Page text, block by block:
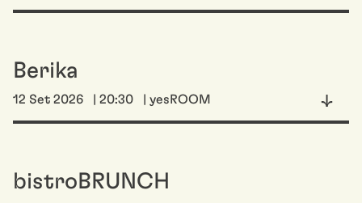
Berika
12 Set 2026 | 20:30 | yesROOM
bistroBRUNCH